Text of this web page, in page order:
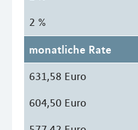
2 %
monatliche Rate
631,58 Euro
604,50 Euro